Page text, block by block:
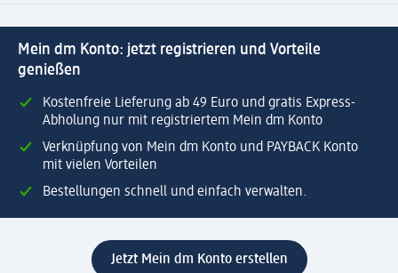
Mein dm Konto: jetzt registrieren und Vorteile
genießen
Kostenfreie Lieferung ab 49 Euro und gratis Express-
Abholung nur mit registriertem Mein dm Konto
Verknüpfung von Mein dm Konto und PAYBACK Konto
mit vielen Vorteilen
Bestellungen schnell und einfach verwalten.
Jetzt Mein dm Konto erstellen